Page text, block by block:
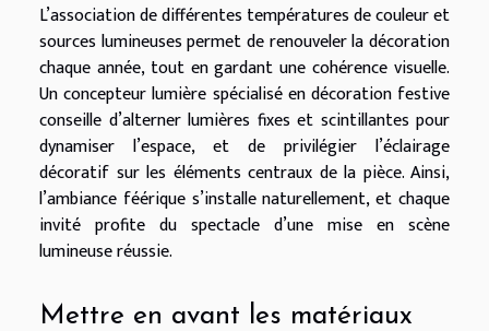
L’association de différentes températures de couleur et
sources lumineuses permet de renouveler la décoration
chaque année, tout en gardant une cohérence visuelle.
Un concepteur lumière spécialisé en décoration festive
conseille d’alterner lumières fixes et scintillantes pour
dynamiser l’espace, et de privilégier l’éclairage
décoratif sur les éléments centraux de la pièce. Ainsi,
l’ambiance féérique s’installe naturellement, et chaque
invité profite du spectacle d’une mise en scène
lumineuse réussie.
Mettre en avant les matériaux